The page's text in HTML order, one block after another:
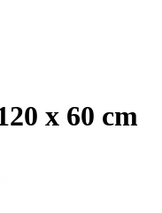
x 60 cm